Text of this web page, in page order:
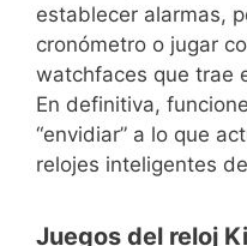
establecer alarmas,
cronómetro o jugar
watchfaces que trae
En definitiva,
“envidiar” a lo que
relojes inteligentes
Juegos del reloj